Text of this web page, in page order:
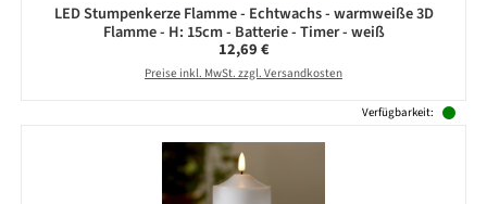
LED Stumpenkerze Flamme - Echtwachs - warmweiße 3D
Flamme - H: 15cm - Batterie - Timer - weiß
Regulärer Preis:
12,69 €
Preise inkl. MwSt. zzgl. Versandkosten
Verfügbarkeit: